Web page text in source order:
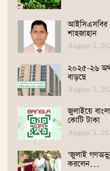
আইসিএসবির
শাহজাহান
August 5,
২০২৫-২৬
বাড়ছে
August 5,
জুলাইয়ে
কোটি টাকা
August 5,
‘জুলাই
করলেন…